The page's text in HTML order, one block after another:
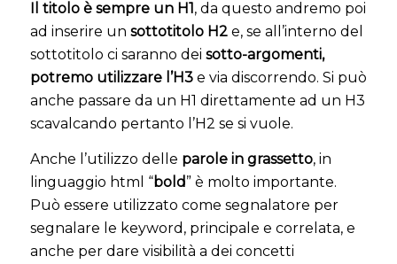
Il titolo è sempre un H1, da questo andremo poi
ad inserire un sottotitolo H2e, se all’interno del
sottotitolo ci saranno dei sotto-argomenti,
potremo utilizzare l’H3e via discorrendo. Si può
anche passare da un H1 direttamente ad un H3
scavalcando pertanto l’H2 se si vuole.
Anche l’utilizzo delle parole in grassetto, in
linguaggio html “bold” è molto importante.
Può essere utilizzato come segnalatore per
segnalare le keyword, principale e correlata, e
anche per dare visibilità a dei concetti